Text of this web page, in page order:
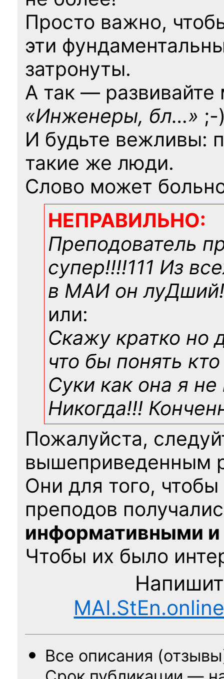
Просто важно,
эти
затронуты.
А так — развивайте
«Инженеры, бл…» ;-
И будьте вежливы:
такие же люди.
Слово может
НЕПРАВИЛЬНО:
Преподователь
супер!!!!111 Из
в МАИ он
или:
Скажу кратко но
что бы понять
Суки как она я не
Никогда!!!
Пожалуйста,
вышеприведенным
Они для того,
преподов
информативными
Чтобы их было
Все описания